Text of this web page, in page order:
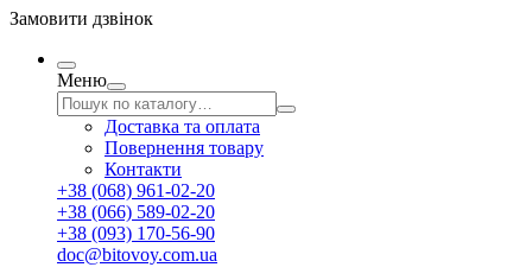
Замовити дзвінок
Меню
Доставка та оплата
Повернення товару
Контакти
+38 (068) 961-02-20
+38 (066) 589-02-20
+38 (093) 170-56-90
doc@bitovoy.com.ua